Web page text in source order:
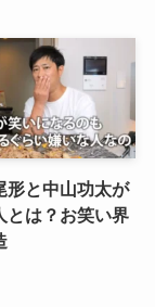
形と中山功太が
とは？お笑い界